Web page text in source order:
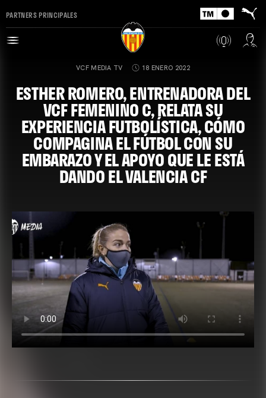
PARTNERS PRINCIPALES
VCF MEDIA TV 18 ENERO 2022
ESTHER ROMERO, ENTRENADORA DEL
VCF FEMENINO C, RELATA SU
EXPERIENCIA FUTBOLÍSTICA, CÓMO
COMPAGINA EL FÚTBOL CON SU
EMBARAZO Y EL APOYO QUE LE ESTÁ
DANDO EL VALENCIA CF